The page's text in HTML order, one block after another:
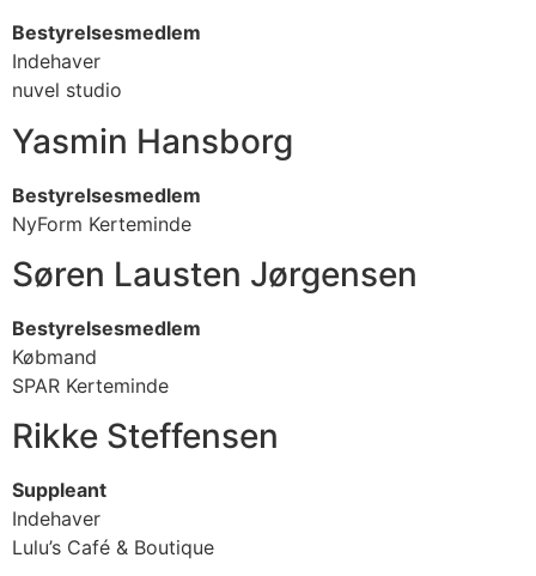
Bestyrelsesmedlem
Indehaver
nuvel studio
Yasmin Hansborg
Bestyrelsesmedlem
NyForm Kerteminde
Søren Lausten Jørgensen
Bestyrelsesmedlem
Købmand
SPAR Kerteminde
Rikke Steffensen
Suppleant
Indehaver
Lulu’s Café & Boutique